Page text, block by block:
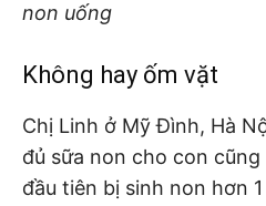
non uống
Không hay ốm vặt
Chị Linh ở Mỹ Đình, Hà
đủ sữa non cho con cũng
đầu tiên bị sinh non hơn